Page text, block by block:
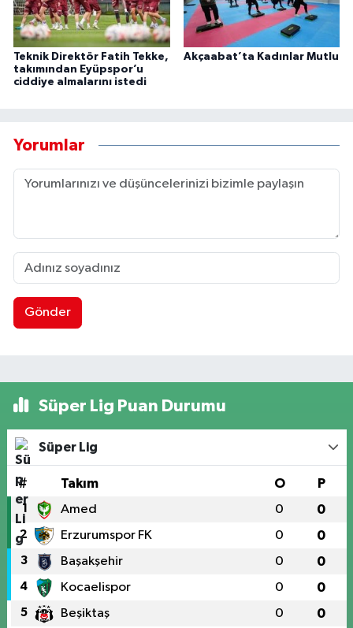
Teknik Direktör Fatih Tekke,
takımından Eyüpspor’u
ciddiye almalarını istedi
Akçaabat’ta Kadınlar Mutlu
Yorumlar
Gönder
Süper Lig Puan Durumu
Süper Lig
# Takım O P
1 Amed 0 0
2 Erzurumspor FK 0 0
3 Başakşehir 0 0
4 Kocaelispor 0 0
5 Beşiktaş 0 0